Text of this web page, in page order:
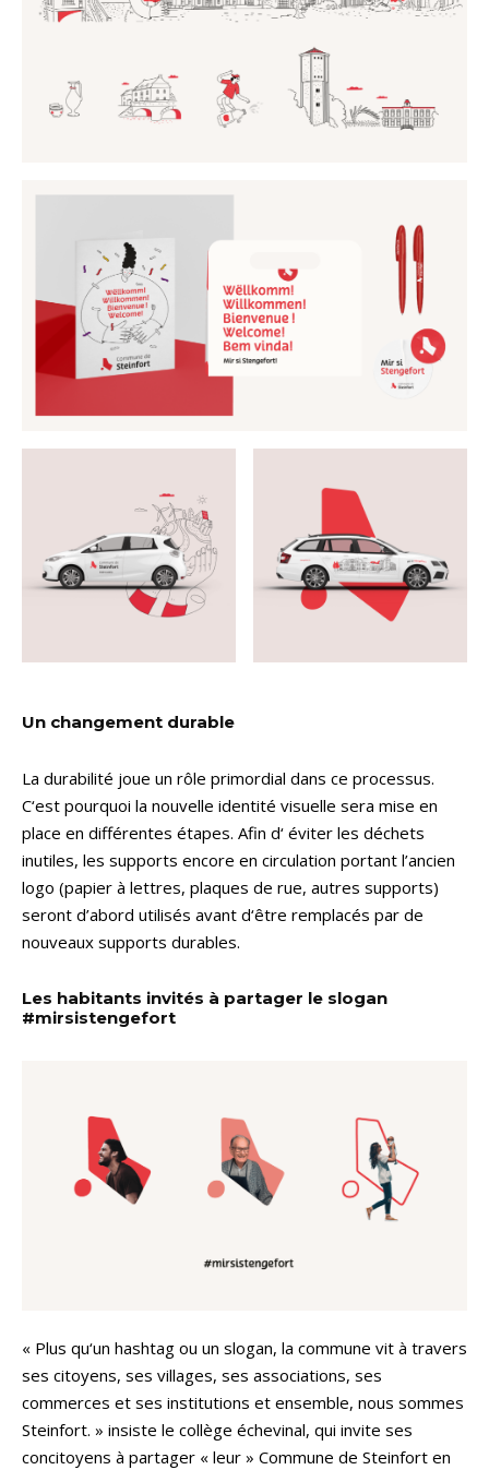
Un changement durable
La durabilité joue un rôle primordial dans ce processus.
C‘est pourquoi la nouvelle identité visuelle sera mise en
place en différentes étapes. Afin d‘ éviter les déchets
inutiles, les supports encore en circulation portant l’ancien
logo (papier à lettres, plaques de rue, autres supports)
seront d’abord utilisés avant d‘être remplacés par de
nouveaux supports durables.
Les habitants invités à partager le slogan
#mirsistengefort
« Plus qu‘un hashtag ou un slogan, la commune vit à travers
ses citoyens, ses villages, ses associations, ses
commerces et ses institutions et ensemble, nous sommes
Steinfort. » insiste le collège échevinal, qui invite ses
concitoyens à partager « leur » Commune de Steinfort en